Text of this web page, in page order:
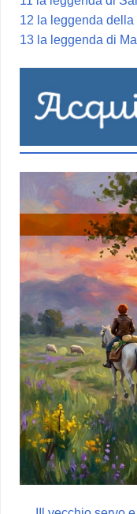
12 la leggenda
13 la leggenda di